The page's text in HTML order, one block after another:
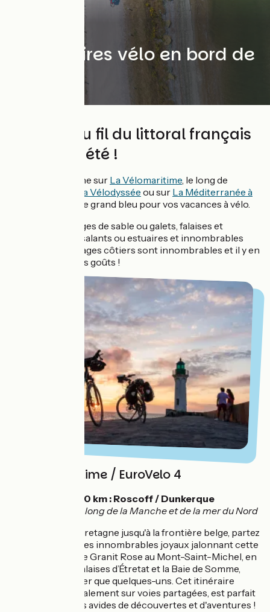
6 itinéraires vélo en bord de
Pédalez au fil du littoral français
à vélo cet été !
Au fil de la Manche sur La Vélomaritime, le long de
La Vélodyssée ou sur La Méditerranée à
, flirtez avec le grand bleu pour vos vacances à vélo.
Entre dunes, plages de sable ou galets, falaises et
rochers, marais salants ou estuaires et innombrables
criques, les paysages côtiers sont innombrables et il y en
aura pour tous les goûts !
La Vélomaritime / EuroVelo 4
1500 km : Roscoff / Dunkerque
Voyage à vélo le long de la Manche et de la mer du Nord
De l'ouest de la Bretagne jusqu'à la frontière belge, partez
à la découverte des innombrables joyaux jalonnant cette
côte, de la côte de Granit Rose au Mont-Saint-Michel, en
passant par les falaises d’Étretat et la Baie de Somme,
pour n'en nommer que quelques-uns. Cet itinéraire
vallonné, principalement sur voies partagées, est parfait
pour les cyclistes avides de découvertes et d'aventures !